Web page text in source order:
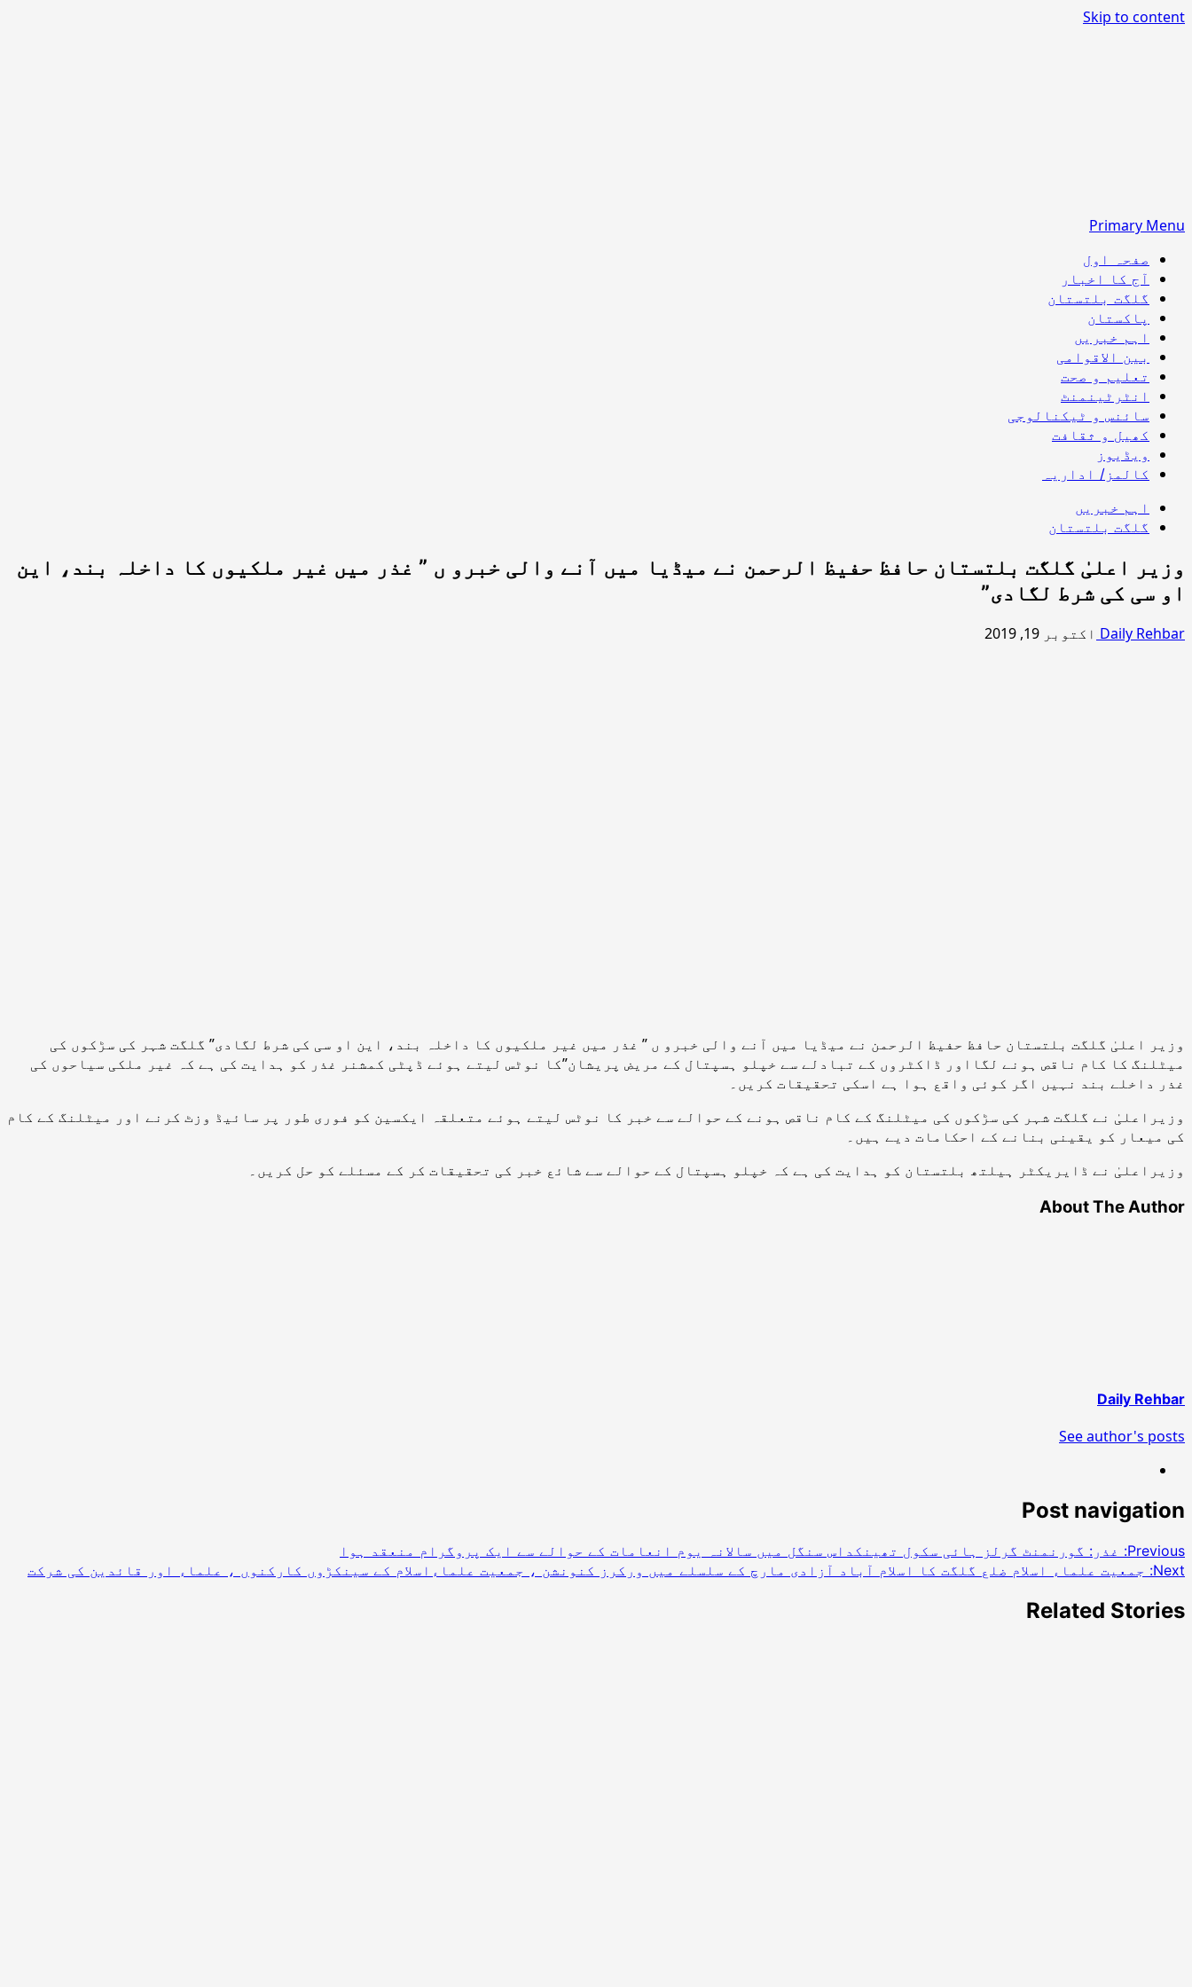
Skip to content
Primary Menu
صفحہ اول
آج کا اخبار
گلگت بلتستان
پاکستان
اہم خبریں
بین الاقوامی
تعلیم و صحت
انٹرٹینمنٹ
سائنس و ٹیکنالوجی
کھیل و ثقافت
ویڈیوز
کالمز/ اداریہ
اہم خبریں
گلگت بلتستان
وزیر اعلیٰ گلگت بلتستان حافظ حفیظ الرحمن نے میڈیا میں آنے والی خبرو ں ” غذر میں غیر ملکیوں کا داخلہ بند، این
او سی کی شرط لگادی”
Daily Rehbar اکتوبر 19, 2019
وزیر اعلیٰ گلگت بلتستان حافظ حفیظ الرحمن نے میڈیا میں آنے والی خبرو ں ” غذر میں غیر ملکیوں کا داخلہ بند، این او سی کی شرط لگادی” گلگت شہر کی سڑکوں کی
میٹلنگ کا کام ناقص ہونے لگااور ڈاکٹروں کے تبادلے سے خپلو ہسپتال کے مریض پریشان”کا نوٹس لیتے ہوئے ڈپٹی کمشنر غذر کو ہدایت کی ہے کہ غیر ملکی سیاحوں کی
غذر داخلے بند نہیں اگر کوئی واقع ہوا ہے اسکی تحقیقات کریں۔
وزیراعلیٰ نے گلگت شہر کی سڑکوں کی میٹلنگ کے کام ناقص ہونے کے حوالے سے خبر کا نوٹس لیتے ہوئے متعلقہ ایکسین کو فوری طور پر سائیڈ وزٹ کرنے اور میٹلنگ کے کام
کی میعار کو یقینی بنانے کے احکامات دیے ہیں۔
وزیراعلیٰ نے ڈایریکٹر ہیلتھ بلتستان کو ہدایت کی ہے کہ خپلو ہسپتال کے حوالے سے شائع خبر کی تحقیقات کر کے مسئلے کو حل کریں۔
About The Author
Daily Rehbar
See author's posts
Post navigation
Previous:
غذر: گورنمنٹ گرلز ہائی سکول تھینکداس سنگل میں سالانہ یوم انعامات کے حوالے سے ایک پروگرام منعقد ہوا
Next: جمعیت علماء اسلام ضلع گلگت کا اسلام آباد آزادی مارچ کے سلسلے میں ورکرز کنونشن ، جمعیت علماءاسلام کے سینکڑوں کارکنوں ، علماء اور قائدین کی شرکت
Related Stories